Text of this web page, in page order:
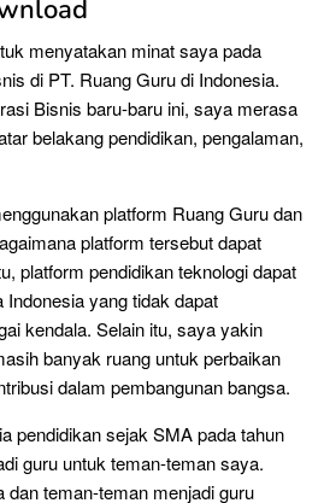
menyatakan minat saya pada
di PT. Ruang Guru di Indonesia.
Bisnis baru-baru ini, saya merasa
belakang pendidikan, pengalaman,
platform Ruang Guru dan
platform tersebut dapat
platform pendidikan teknologi dapat
yang tidak dapat
kendala. Selain itu, saya yakin
banyak ruang untuk perbaikan
dalam pembangunan bangsa.
pendidikan sejak SMA pada tahun
guru untuk teman-teman saya.
teman-teman menjadi guru